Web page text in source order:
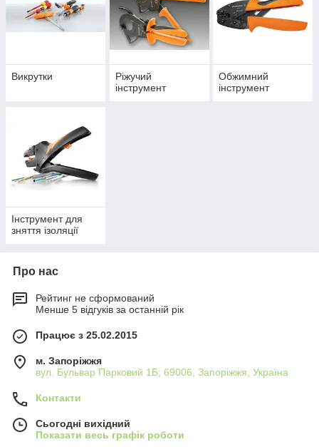
Викрутки
Ріжучий
інструмент
Обжимний
інструмент
Інструмент для
зняття ізоляції
Про нас
Рейтинг не сформований
Менше 5 відгуків за останній рік
Працює з 25.02.2015
м. Запоріжжя
вул. Бульвар Парковий 1Б; 69006, Запоріжжя, Україна
Контакти
Сьогодні вихідний
Показати весь графік роботи